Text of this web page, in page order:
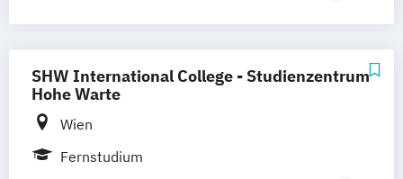
Geschichte Europas - Epochen
Umbrüche
Verflechtungen
Kulturwissenschaften
Mathematisch-technische
SHW International College - Studienzentrum
Hohe Warte
Wien
Fernstudium